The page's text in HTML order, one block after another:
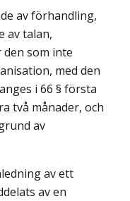
av förhandling,
av talan,
som inte
med den
i 66 § första
två månader, och
av
av ett
av en